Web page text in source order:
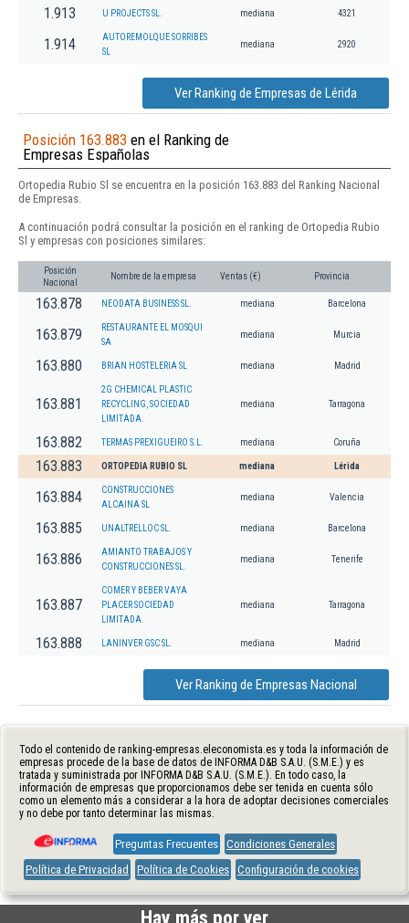
1.913 U PROJECTS SL. mediana 4321
1.914
AUTOREMOLQUE SORRIBES
SL
mediana 2920
Ver Ranking de Empresas de Lérida
Posición 163.883 en el Ranking de
Empresas Españolas
Ortopedia Rubio Sl se encuentra en la posición 163.883 del Ranking Nacional
de Empresas.
A continuación podrá consultar la posición en el ranking de Ortopedia Rubio
Sl y empresas con posiciones similares:
Posición
Nacional
Nombre de la empresa Ventas (€) Provincia
163.878 NEODATA BUSINESS SL. mediana Barcelona
163.879
RESTAURANTE EL MOSQUI
SA
mediana Murcia
163.880 BRIAN HOSTELERIA SL mediana Madrid
163.881
2G CHEMICAL PLASTIC
RECYCLING, SOCIEDAD
LIMITADA.
mediana Tarragona
163.882 TERMAS PREXIGUEIRO S.L. mediana Coruña
163.883 ORTOPEDIA RUBIO SL mediana Lérida
163.884
CONSTRUCCIONES
ALCAINA SL
mediana Valencia
163.885 UNALTRELLOC SL. mediana Barcelona
163.886
AMIANTO TRABAJOS Y
CONSTRUCCIONES SL.
mediana Tenerife
163.887
COMER Y BEBER VAYA
PLACER SOCIEDAD
LIMITADA.
mediana Tarragona
163.888 LANINVER GSC SL. mediana Madrid
Ver Ranking de Empresas Nacional
Todo el contenido de ranking-empresas.eleconomista.es y toda la información de
empresas procede de la base de datos de INFORMA D&B S.A.U. (S.M.E.) y es
tratada y suministrada por INFORMA D&B S.A.U. (S.M.E.). En todo caso, la
información de empresas que proporcionamos debe ser tenida en cuenta sólo
como un elemento más a considerar a la hora de adoptar decisiones comerciales
y no debe por tanto determinar las mismas.
Preguntas Frecuentes Condiciones Generales
Política de Privacidad
Política de Cookies Configuración de cookies
Hay más por ver